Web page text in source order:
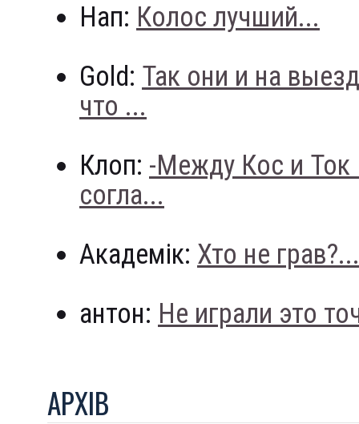
Нап: Колос лучший...
Gold: Так они и на
что ...
Клоп: -Между Кос и
согла...
Академік: Хто не грав?...
антон: Не играли это
АРХIВ